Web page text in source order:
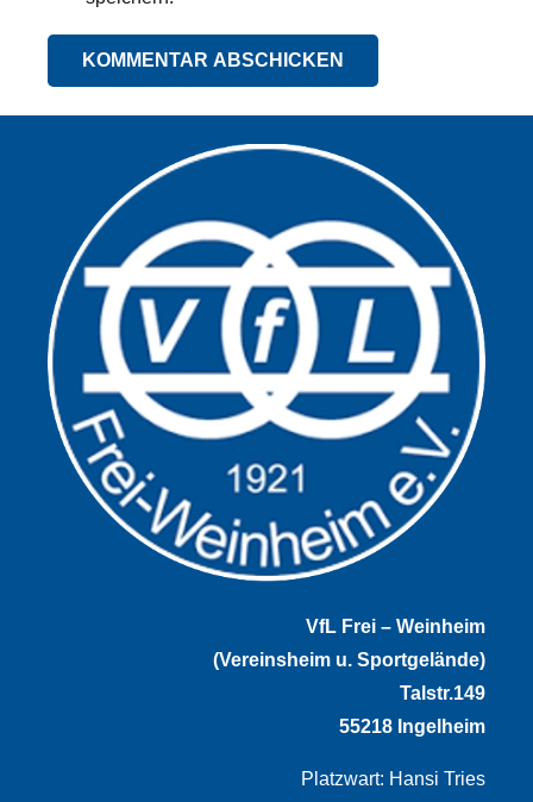
KOMMENTAR ABSCHICKEN
VfL Frei – Weinheim
(Vereinsheim u. Sportgelände)
Talstr.149
55218 Ingelheim
Platzwart: Hansi Tries